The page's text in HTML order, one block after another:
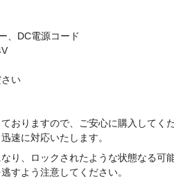
、DC電源コード
さい
おりますので、ご安心に購入して
速に対応いたします。
り、ロックされたような状態なる可
すよう注意してください。